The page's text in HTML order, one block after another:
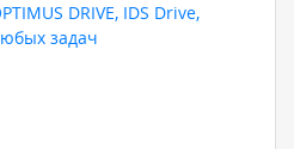
DRIVE, IDS Drive,
задач